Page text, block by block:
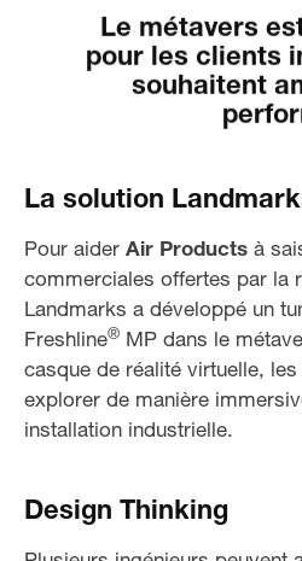
Le métavers
pour les clients
souhaitent
La solution
Pour aider Air Products à
commerciales offertes par la
Landmarks a développé un
Freshline® MP dans le
casque de réalité virtuelle,
explorer de manière
installation industrielle.
Design Thinking